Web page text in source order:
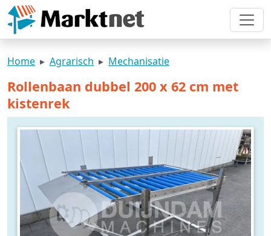
Home Agrarisch Mechanisatie
Rollenbaan dubbel 200 x 62 cm met
kistenrek